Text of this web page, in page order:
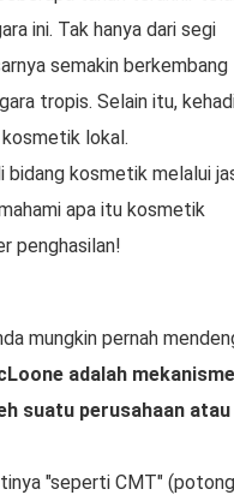
ini. Tak hanya dari segi
semakin berkembang
tropis. Selain itu,
lokal.
bidang kosmetik melalui
apa itu kosmetik
penghasilan!
mungkin pernah
adalah mekanisme
suatu perusahaan atau
"seperti CMT"